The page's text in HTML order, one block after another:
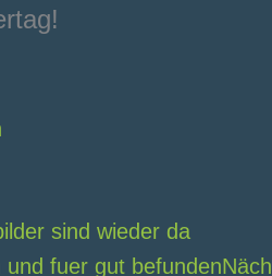
sind wieder da
und fuer gut befunden